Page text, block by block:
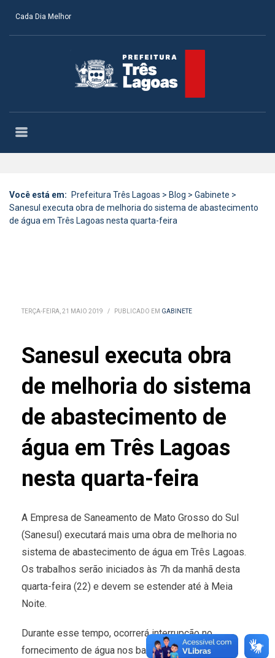
Cada Dia Melhor
Você está em: Prefeitura Três Lagoas > Blog > Gabinete >
Sanesul executa obra de melhoria do sistema de abastecimento
de água em Três Lagoas nesta quarta-feira
TERÇA-FEIRA, 21 MAIO 2019 / PUBLICADO EM GABINETE
Sanesul executa obra
de melhoria do sistema
de abastecimento de
água em Três Lagoas
nesta quarta-feira
A Empresa de Saneamento de Mato Grosso do Sul
(Sanesul) executará mais uma obra de melhoria no
sistema de abastecimento de água em Três Lagoas.
Os trabalhos serão iniciados às 7h da manhã desta
quarta-feira (22) e devem se estender até à Meia
Noite.
Durante esse tempo, ocorrerá interrupção no
fornecimento de água nos bairros Vila Alegre,